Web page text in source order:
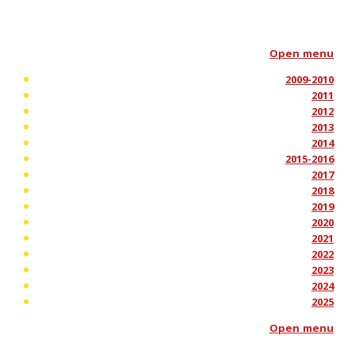
Open menu
2009-2010
2011
2012
2013
2014
2015-2016
2017
2018
2019
2020
2021
2022
2023
2024
2025
Open menu